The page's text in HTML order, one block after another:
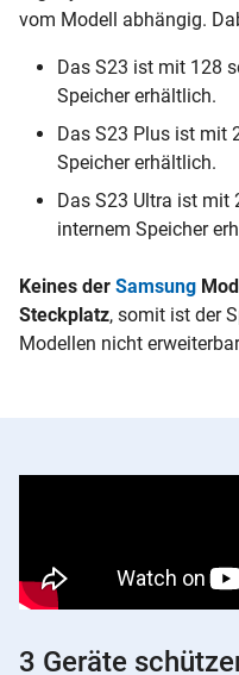
vom Modell abhängig.
Das S23 ist mit 128
Speicher erhältlich.
Das S23 Plus ist mit
Speicher erhältlich.
Das S23 Ultra ist mit
internem Speicher
Keines der Samsung
Steckplatz, somit ist der
Modellen nicht
3 Geräte